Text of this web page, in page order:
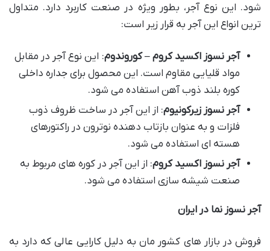
شود. این نوع آجر، بطور ویژه در صنعت کاربرد دارد. متداول
ترین انواع این آجر به قرار زیر است:
آجر نسوز اکسید کروم – کوروندوم: این نوع آجر در مقابل
مواد قلیایی مقاوم است. این محصول برای جداره داخلی
کوره بلند ذوب آهن استفاده می شود.
آجر نسوز زیرکونیوم: از این آجر در ساخت ظروف ذوب
فلزات و به عنوان بازتاب دهنده نوترون در راکتورهای
هسته ای استفاده می شود.
آجر نسوز اکسید کروم: از این آجر در کوره های مربوط به
صنعت شیشه سازی استفاده می شود.
آجر نسوز نما در ایران
فروش در بازار های کشور مان به دلیل کارایی عالی که دارد به